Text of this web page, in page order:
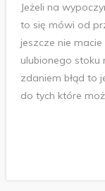
Jeżeli na
to się mówi od
jeszcze nie
ulubionego stoku
zdaniem błąd to
do tych które